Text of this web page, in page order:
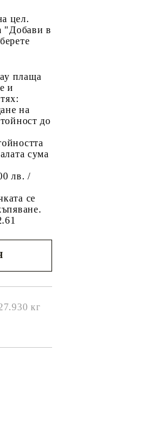
цел.
"Добави в
плаща
и
на
до
сума
лв. /
се
кг